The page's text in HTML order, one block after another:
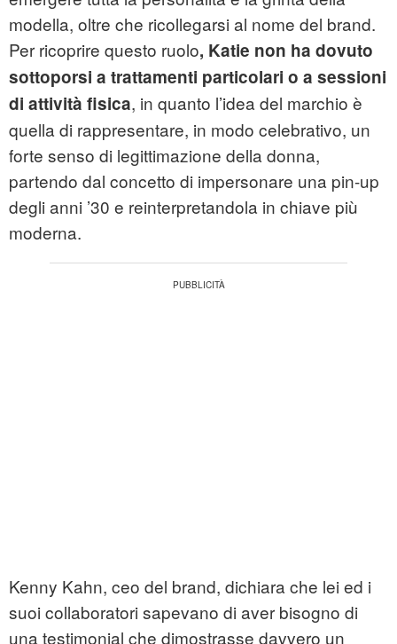
modella, oltre che ricollegarsi al nome del brand.
Per ricoprire questo ruolo, Katie non ha dovuto
sottoporsi a trattamenti particolari o a sessioni
di attività fisica, in quanto l’idea del marchio è
quella di rappresentare, in modo celebrativo, un
forte senso di legittimazione della donna,
partendo dal concetto di impersonare una pin-up
degli anni ’30 e reinterpretandola in chiave più
moderna.
Kenny Kahn, ceo del brand, dichiara che lei ed i
suoi collaboratori sapevano di aver bisogno di
una testimonial che dimostrasse davvero un